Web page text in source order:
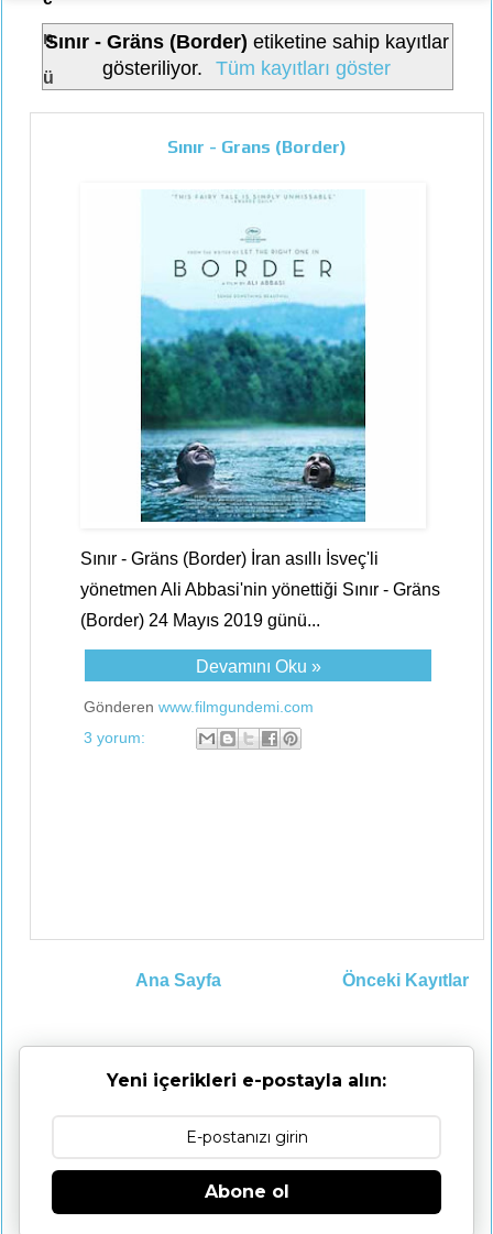
n
ü
Sınır - Gräns (Border) etiketine sahip kayıtlar
gösteriliyor.
Tüm kayıtları göster
Sınır - Grans (Border)
Sınır - Gräns (Border) İran asıllı İsveç'li
yönetmen Ali Abbasi'nin yönettiği Sınır - Gräns
(Border) 24 Mayıs 2019 günü...
Devamını Oku »
Gönderen www.filmgundemi.com
3 yorum:
Önceki Kayıtlar
Ana Sayfa
Yeni içerikleri e-postayla alın:
Abone ol